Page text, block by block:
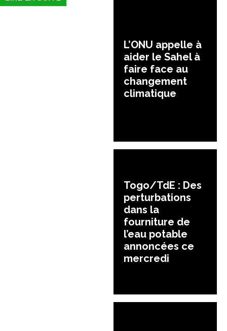
L’ONU appelle à
aider le Sahel à
faire face au
changement
climatique
Togo/TdE : Des
perturbations
dans la
fourniture de
l’eau potable
annoncées ce
mercredi